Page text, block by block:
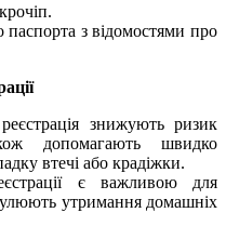
з відомостями про
знижують ризик
допомагають швидко
втечі або крадіжки.
є важливою для
утримання домашніх